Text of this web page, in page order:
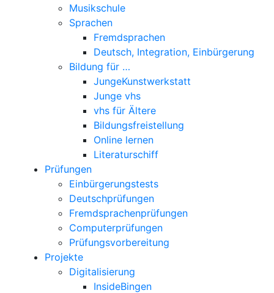
Musikschule
Sprachen
Fremdsprachen
Deutsch, Integration, Einbürgerung
Bildung für …
JungeKunstwerkstatt
Junge vhs
vhs für Ältere
Bildungsfreistellung
Online lernen
Literaturschiff
Prüfungen
Einbürgerungstests
Deutschprüfungen
Fremdsprachenprüfungen
Computerprüfungen
Prüfungsvorbereitung
Projekte
Digitalisierung
InsideBingen